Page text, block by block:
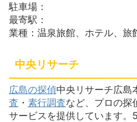
駐車場：
最寄駅：
業種：温泉旅館、ホテル、旅
中央リサーチ
広島の探偵中央リサーチ広島
査 ・ 素行調査など、プロの探
サービスを提供しています